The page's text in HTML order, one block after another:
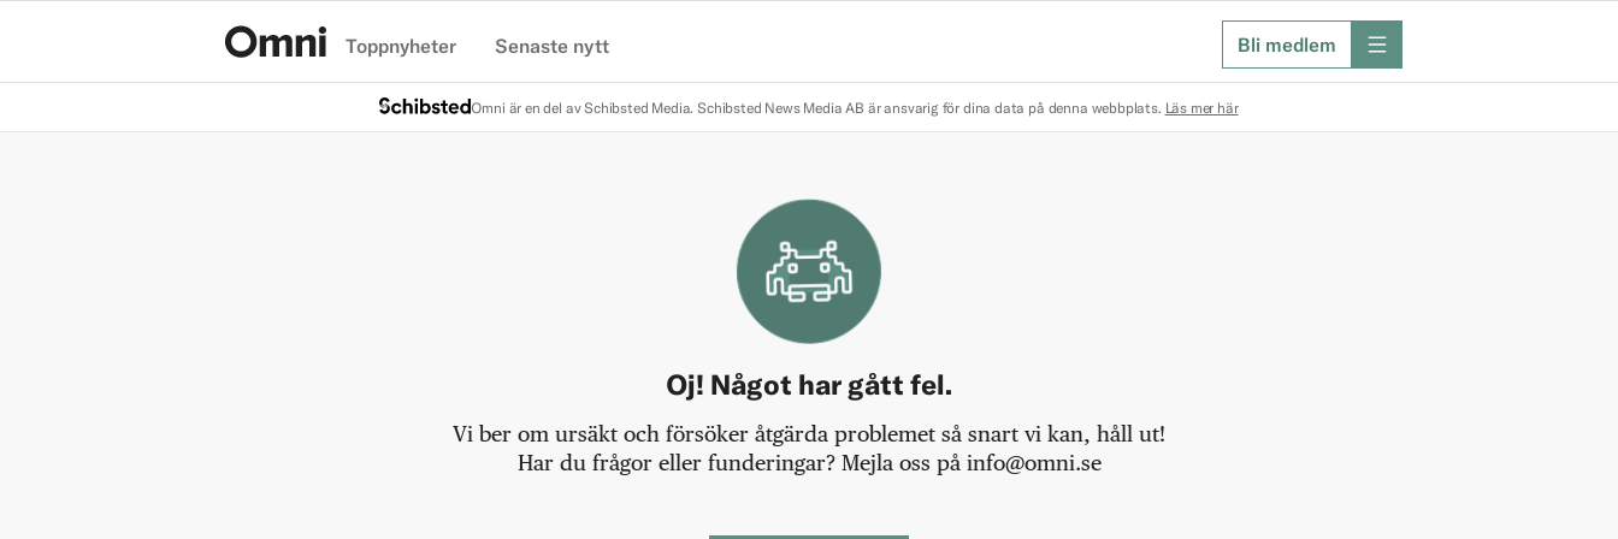
Toppnyheter Senaste nytt Bli medlem meny
Omni är en del av Schibsted Media. Schibsted News Media AB är ansvarig för dina data på denna webbplats. Läs mer här
Oj! Något har gått fel.
Vi ber om ursäkt och försöker åtgärda problemet så snart vi kan, håll ut!
Har du frågor eller funderingar? Mejla oss på info@omni.se